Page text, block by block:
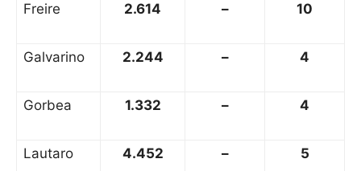
Freire 2.614 – 10
Galvarino 2.244 – 4
Gorbea 1.332 – 4
Lautaro 4.452 – 5